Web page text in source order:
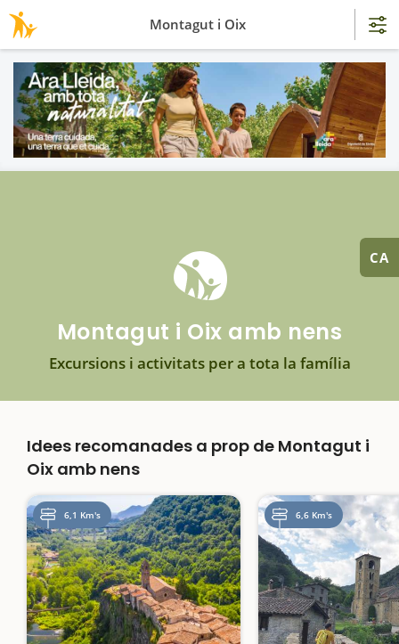
CA
Montagut i Oix amb nens
Excursions i activitats per a tota la família
Idees recomanades a prop de Montagut i
Oix amb nens
6,1 Km's 6,6 Km's
Montagut i Oix